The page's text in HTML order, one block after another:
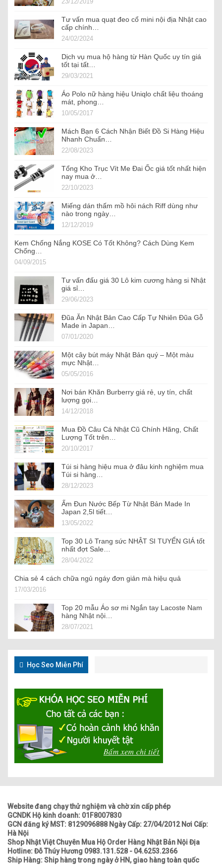
Tư vấn mua quạt đeo cổ mini nội địa Nhật cao
cấp chính…
24/02/2024
Dịch vụ mua hộ hàng từ Hàn Quốc uy tín giá
tốt tại tất…
29/03/2021
Áo Polo nữ hàng hiệu Uniqlo chất liệu thoáng
mát, phong…
10/05/2017
Mách Bạn 6 Cách Nhận Biết Đồ Si Hàng Hiệu
Nhanh Chuẩn…
22/08/2023
Tổng Kho Trục Vít Me Đai Ốc giá tốt nhất hiện
nay mua ở…
22/10/2023
Miếng dán thấm mồ hôi nách Riff dùng như
nào trong ngày…
12/12/2019
Kem Chống Nắng KOSE Có Tốt Không? Cách Dùng Kem
Chống…
04/09/2015
Tư vấn đấu giá 30 Lô kim cương hàng si Nhật
giá sỉ…
29/06/2023
Đũa Ăn Nhật Bản Cao Cấp Tự Nhiên Đũa Gỗ
Made in Japan…
07/01/2020
Một cây bút máy Nhật Bản quý – Một màu
mực Nhật…
05/05/2016
Nơi bán Khăn Burberry giá rẻ, uy tín, chất
lượng gọi…
14/12/2018
Mua Đồ Câu Cá Nhật Cũ Chính Hãng, Chất
Lượng Tốt trên…
20/10/2017
Túi si hàng hiệu mua ở đâu kinh nghiệm mua
Túi si hàng…
28/12/2023
Ấm Đun Nước Bếp Từ Nhật Bản Made In
Japan 2,5l tiết…
13/05/2022
Top 30 Lô Trang sức NHẬT SI TUYỂN GIÁ tốt
nhất đợt Sale…
28/04/2022
Chia sẻ 4 cách chữa ngủ ngáy đơn giản mà hiệu quả
17/03/2016
Top 20 mẫu Áo sơ mi Ngắn tay Lacoste Nam
hàng Nhật nội…
28/07/2021
Học Seo Miễn Phí
Website đang chạy thử nghiệm và chờ xin cấp phép
GCNDK Hộ kinh doanh: 01F8007830
GCN đăng ký MST: 8129096888 Ngày Cấp: 27/04/2012 Nơi Cấp:
Hà Nội
Shop Nhật Việt Chuyên Mua Hộ Order Hàng Nhật Bản Nội Địa
Hotline: Đỗ Thúy Hương 0983.131.528 - 04.6253.2366
Ship Hàng: Ship hàng trong ngày ở HN, giao hàng toàn quốc